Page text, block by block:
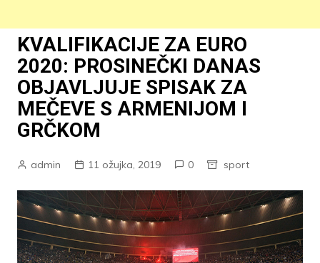
KVALIFIKACIJE ZA EURO
2020: PROSINEČKI DANAS
OBJAVLJUJE SPISAK ZA
MEČEVE S ARMENIJOM I
GRČKOM
admin 11 ožujka, 2019 0 sport